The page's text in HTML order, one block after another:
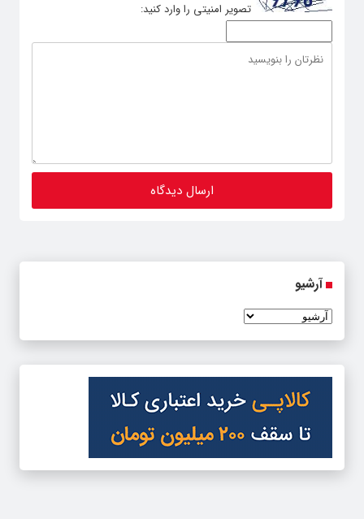
تصویر امنیتی را وارد کنید:
آرشیو